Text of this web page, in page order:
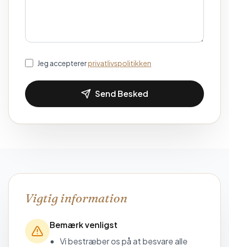
Jeg acceptererprivatlivspolitikken
Send Besked
Vigtig information
Bemærk venligst
Vi bestræber os på at besvare alle